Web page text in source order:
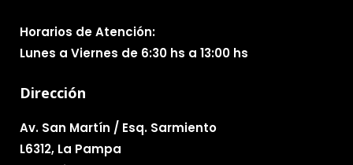
Horarios de Atención:
Lunes a Viernes de 6:30 hs a 13:00 hs
Dirección
Av. San Martín / Esq. Sarmiento
L6312, La Pampa